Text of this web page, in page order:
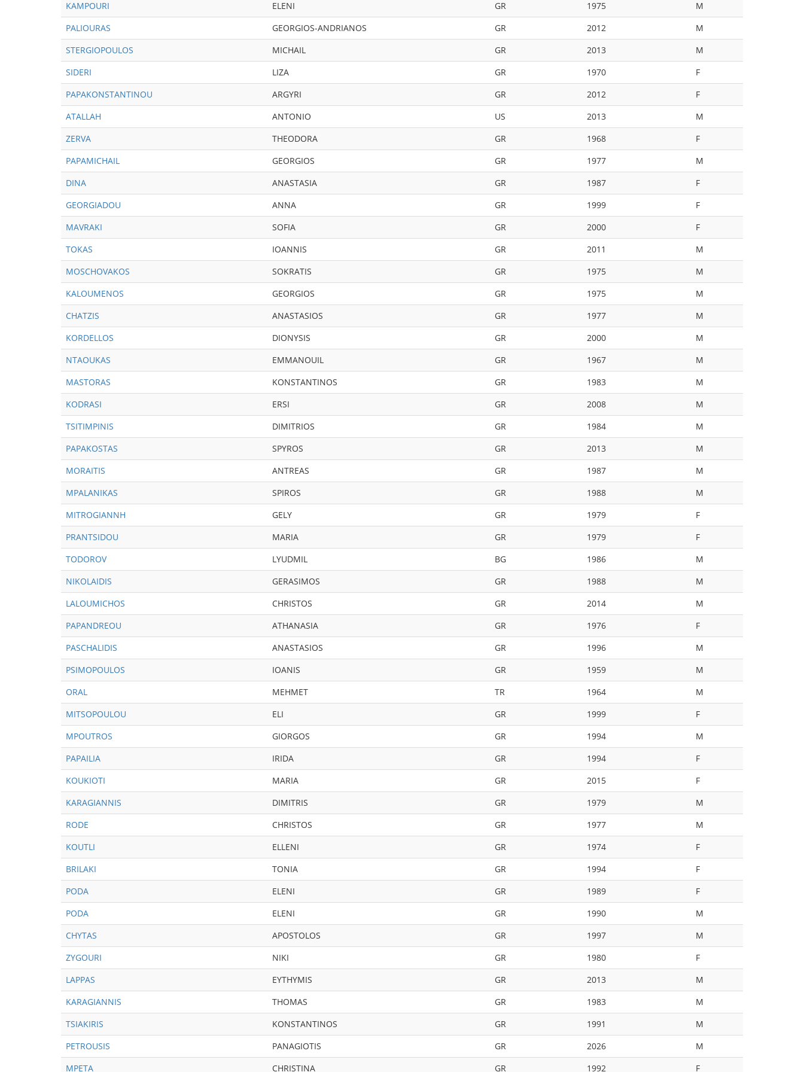
KAMPOURI
ELENI GR 1975
M
PALIOURAS
GEORGIOS-ANDRIANOS GR 2012
M
STERGIOPOULOS
MICHAIL GR 2013
M
SIDERI
LIZA GR 1970
F
PAPAKONSTANTINOU
ARGYRI GR 2012
F
ATALLAH
ANTONIO US 2013
M
ZERVA
THEODORA GR 1968
F
PAPAMICHAIL
GEORGIOS GR 1977
M
DINA
ANASTASIA GR 1987
F
GEORGIADOU
ANNA GR 1999
F
MAVRAKI
SOFIA GR 2000
F
TOKAS
IOANNIS GR 2011
M
MOSCHOVAKOS
SOKRATIS GR 1975
M
KALOUMENOS
GEORGIOS GR 1975
M
CHATZIS
ANASTASIOS GR 1977
M
KORDELLOS
DIONYSIS GR 2000
M
NTAOUKAS
EMMANOUIL GR 1967
M
MASTORAS
KONSTANTINOS GR 1983
M
KODRASI
ERSI GR 2008
M
TSITIMPINIS
DIMITRIOS GR 1984
M
PAPAKOSTAS
SPYROS GR 2013
M
MORAITIS
ANTREAS GR 1987
M
MPALANIKAS
SPIROS GR 1988
M
MITROGIANNH
GELY GR 1979
F
PRANTSIDOU
MARIA GR 1979
F
TODOROV
LYUDMIL BG 1986
M
NIKOLAIDIS
GERASIMOS GR 1988
M
LALOUMICHOS
CHRISTOS GR 2014
M
PAPANDREOU
ATHANASIA GR 1976
F
PASCHALIDIS
ANASTASIOS GR 1996
M
PSIMOPOULOS
IOANIS GR 1959
M
ORAL
MEHMET TR 1964
M
MITSOPOULOU
ELI GR 1999
F
MPOUTROS
GIORGOS GR 1994
M
PAPAILIA
IRIDA GR 1994
F
KOUKIOTI
MARIA GR 2015
F
KARAGIANNIS
DIMITRIS GR 1979
M
RODE
CHRISTOS GR 1977
M
KOUTLI
ELLENI GR 1974
F
BRILAKI
TONIA GR 1994
F
PODA
ELENI GR 1989
F
PODA
ELENI GR 1990
M
CHYTAS
APOSTOLOS GR 1997
M
ZYGOURI
NIKI GR 1980
F
LAPPAS
EYTHYMIS GR 2013
M
KARAGIANNIS
THOMAS GR 1983
M
TSIAKIRIS
KONSTANTINOS GR 1991
M
PETROUSIS
PANAGIOTIS GR 2026
M
MPETA
CHRISTINA GR 1992
F